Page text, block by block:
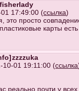
fisherlady
17:49:00 (ссылка)
это просто
карты
zzzzuka
10-01 19:11:00 (ссылка
реально почти у